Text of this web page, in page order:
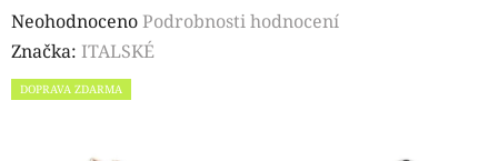
Průměrné
hodnocení
produktu
NeohodnocenoPodrobnosti hodnocení
Značka: ITALSKÉ
DOPRAVA ZDARMA